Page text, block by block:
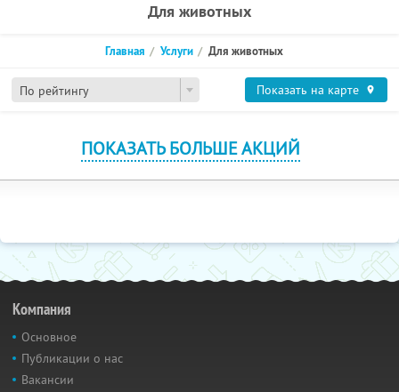
Для животных
По рейтингу
Главная Услуги Для животных
Показать на карте
ПОКАЗАТЬ БОЛЬШЕ АКЦИЙ
Компания
Основное
Публикации о нас
Вакансии